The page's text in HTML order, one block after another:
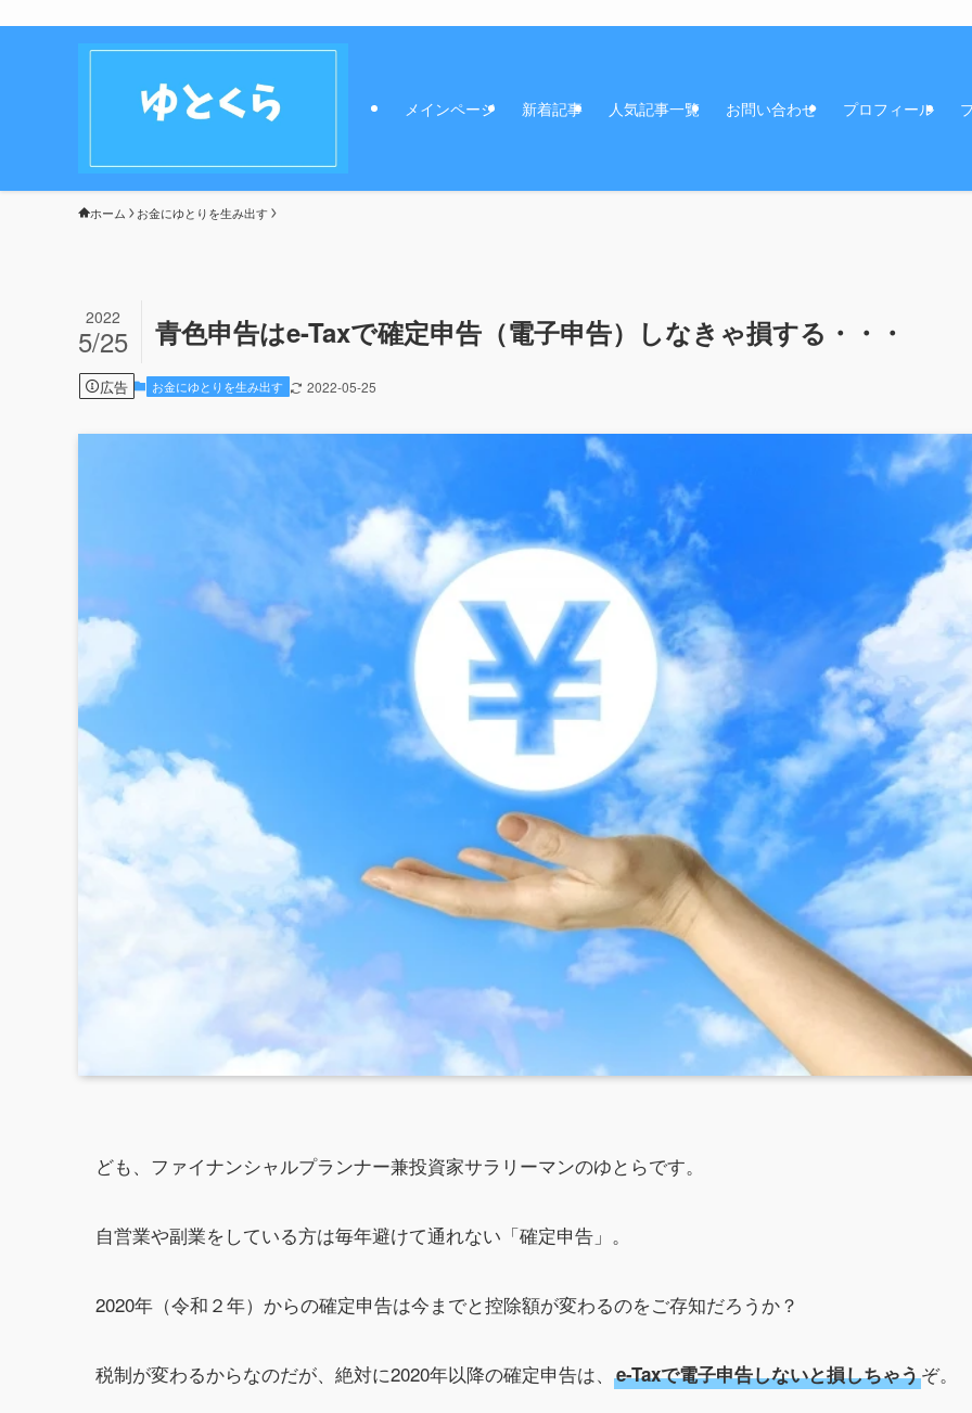
メインページ 新着記事 人気記事一覧 お問い合わせ プロフィール
ホーム お金にゆとりを生み出す
青色申告はe-Taxで確定申告（電子申告）しなきゃ損する・・・
2022
5/25
広告 お金にゆとりを生み出す 2022-05-25
ども、ファイナンシャルプランナー兼投資家サラリーマンのゆとらです。
自営業や副業をしている方は毎年避けて通れない「確定申告」。
2020年（令和２年）からの確定申告は今までと控除額が変わるのをご存知だろうか？
税制が変わるからなのだが、絶対に2020年以降の確定申告は、 e-Taxで電子申告しないと損しちゃうぞ。